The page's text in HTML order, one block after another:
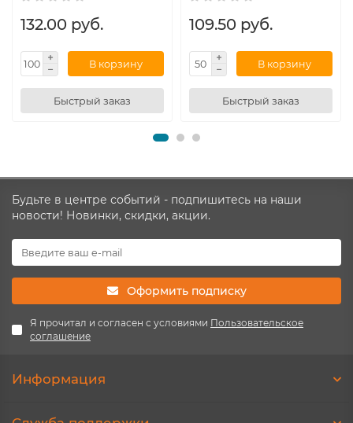
132.00 руб.
В корзину
Быстрый заказ
109.50 руб.
В корзину
Быстрый заказ
Будьте в центре событий - подпишитесь на наши
новости! Новинки, скидки, акции.
Оформить подписку
Я прочитал и согласен с условиями Пользовательское
соглашение
Информация